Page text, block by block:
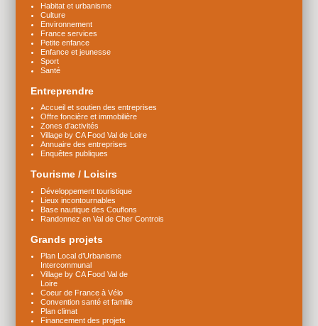
Habitat et urbanisme
Culture
Environnement
France services
Petite enfance
Enfance et jeunesse
Sport
Santé
Entreprendre
Accueil et soutien des entreprises
Offre foncière et immobilière
Zones d’activités
Village by CA Food Val de Loire
Annuaire des entreprises
Enquêtes publiques
Tourisme / Loisirs
Développement touristique
Lieux incontournables
Base nautique des Couflons
Randonnez en Val de Cher Controis
Grands projets
Plan Local d’Urbanisme
Intercommunal
Village by CA Food Val de
Loire
Coeur de France à Vélo
Convention santé et famille
Plan climat
Financement des projets